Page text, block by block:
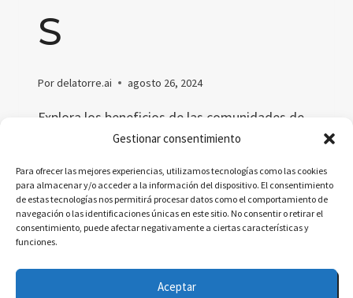
Gestionar consentimiento
Para ofrecer las mejores experiencias, utilizamos tecnologías como las cookies
para almacenar y/o acceder a la información del dispositivo. El consentimiento
de estas tecnologías nos permitirá procesar datos como el comportamiento de
navegación o las identificaciones únicas en este sitio. No consentir o retirar el
consentimiento, puede afectar negativamente a ciertas características y
funciones.
Aceptar
S
Pordelatorre.ai agosto 26, 2024
Explora los beneficios de las comunidades de
aprendizaje, aprende cómo crearlas con éxito y
gestionarlas en entornos educativos y
profesionales.
LEER MÁS
BENEFICIOS,